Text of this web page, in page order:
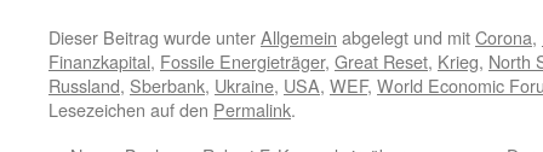
Dieser Beitrag wurde unterAllgemein abgelegt und mitCorona,
Finanzkapital, Fossile Energieträger, Great Reset, Krieg, North
Russland, Sberbank, Ukraine, USA, WEF, World Economic
Lesezeichen auf den Permalink.